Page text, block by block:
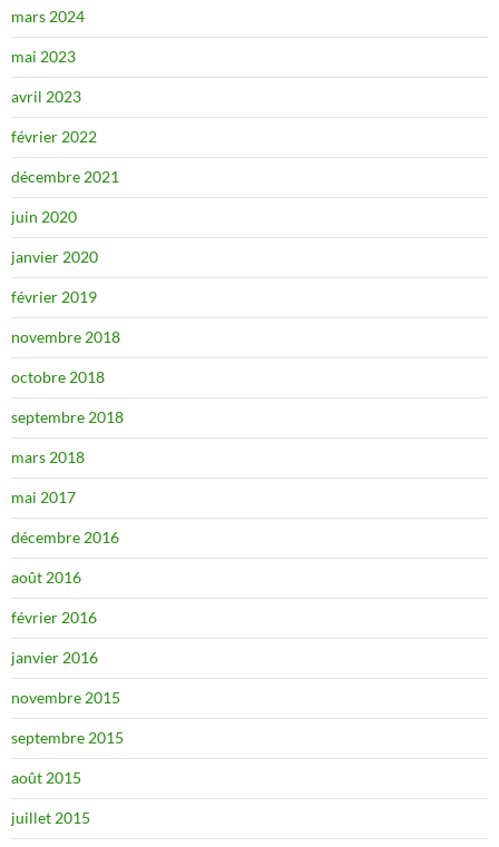
mars 2024
mai 2023
avril 2023
février 2022
décembre 2021
juin 2020
janvier 2020
février 2019
novembre 2018
octobre 2018
septembre 2018
mars 2018
mai 2017
décembre 2016
août 2016
février 2016
janvier 2016
novembre 2015
septembre 2015
août 2015
juillet 2015